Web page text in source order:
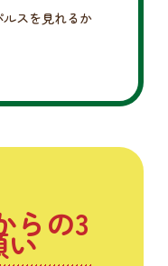
スを見れるか
らの3
い